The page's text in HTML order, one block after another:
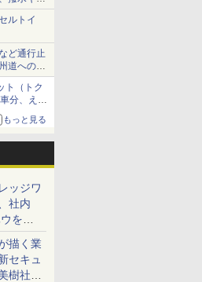
ルトイ
ど通行止
道への迂
ト（トク
分、えき
もっと見る
ッジワ
社内
を生
描く業
セキュ
社長